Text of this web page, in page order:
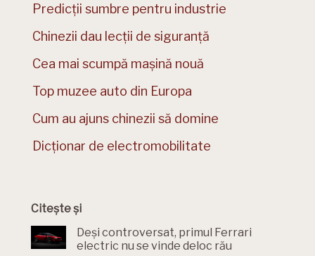
Predicții sumbre pentru industrie
Chinezii dau lecții de siguranță
Cea mai scumpă mașină nouă
Top muzee auto din Europa
Cum au ajuns chinezii să domine
Dicționar de electromobilitate
Citește și
Deși controversat, primul Ferrari
electric nu se vinde deloc rău